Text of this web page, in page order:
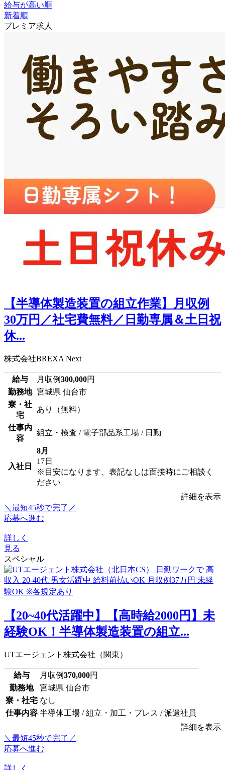
給与が高い順
新着順
プレミア求人
【半導体製造装置の組立作業】月収例
30万円／社宅費無料／日勤専属＆土日祝
休...
株式会社BREXA Next
給与 月収例300,000円
勤務地 宮城県 仙台市
寮・社
宅
あり（無料）
仕事内
容
組立・検査 / 電子部品系工場 / 日勤
入社日
8月
17日
※目安になります、表記なしは面接時にご相談く
ださい
詳細を表示
＼最短45秒で完了／
応募へ進む
詳しく
見る
スペシャル
【20~40代活躍中】【高時給2000円】未
経験OK！半導体製造装置の組立...
UTエージェント株式会社（関東）
給与 月収例370,000円
勤務地
宮城県 仙台市
寮・社宅 なし
仕事内容 半導体工場 / 組立・加工・プレス / 派遣社員
詳細を表示
＼最短45秒で完了／
応募へ進む
詳しく